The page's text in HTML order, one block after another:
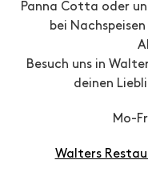
Panna Cotta oder
bei
Besuch uns in
deinen
Mo-
Walters